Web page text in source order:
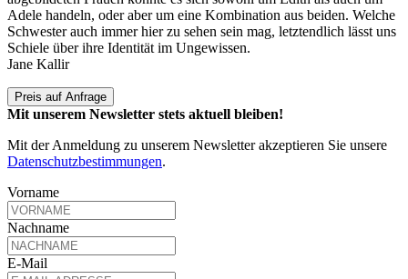
Adele handeln, oder aber um eine Kombination aus beiden. Welche
Schwester auch immer hier zu sehen sein mag, letztendlich lässt uns
Schiele über ihre Identität im Ungewissen.
Jane Kallir
Preis auf Anfrage
Mit unserem Newsletter stets aktuell bleiben!
Mit der Anmeldung zu unserem Newsletter akzeptieren Sie unsere
Datenschutzbestimmungen.
Vorname
Nachname
E-Mail